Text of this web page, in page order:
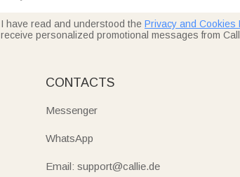
I have read and understood the Privacy and Cookies
receive personalized promotional messages from
CONTACTS
Messenger
WhatsApp
Email: support@callie.de